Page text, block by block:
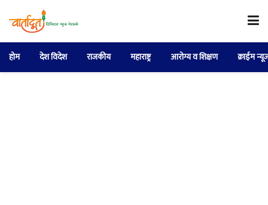
होम देश विदेश राजकीय महाराष्ट्र आरोग्य व शिक्षण क्राईम